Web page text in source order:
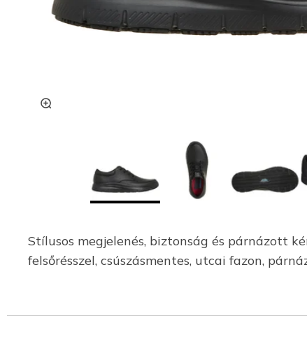
Stílusos megjelenés, biztonság és párnázott
felsőrésszel, csúszásmentes, utcai fazon,